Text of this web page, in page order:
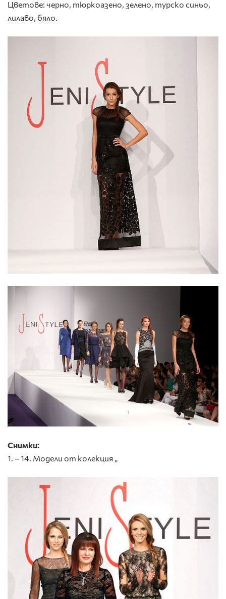
Цветове: черно, тюркоазено, зелено, турско синьо,
лилаво, бяло.
Снимки:
1. – 14. Модели от колекция „